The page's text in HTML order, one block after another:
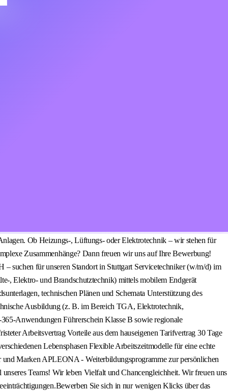
Ob Heizungs-, Lüftungs- oder Elektrotechnik – wir stehen für
Zusammenhänge? Dann freuen wir uns auf Ihre Bewerbung!
suchen für unseren Standort in Stuttgart Servicetechniker (w/m/d) im
, Elektro- und Brandschutztechnik) mittels mobilem Endgerät
technischen Plänen und Schemata Unterstützung des
Ausbildung (z. B. im Bereich TGA, Elektrotechnik,
Anwendungen Führerschein Klasse B sowie regionale
Arbeitsvertrag Vorteile aus dem hauseigenen Tarifvertrag 30 Tage
Lebensphasen Flexible Arbeitszeitmodelle für eine echte
Marken APLEONA - Weiterbildungsprogramme zur persönlichen
Teams! Wir leben Vielfalt und Chancengleichheit. Wir freuen uns
Sie sich in nur wenigen Klicks über das